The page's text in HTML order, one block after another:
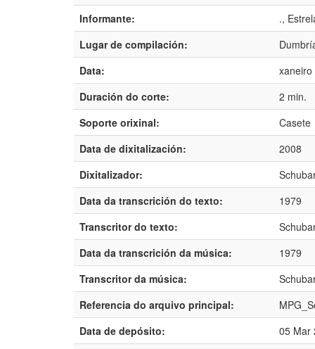
Informante:
.,
Lugar de compilación:
Data:
xaneiro
Duración do corte:
2 min.
Soporte orixinal:
Casete
Data de dixitalización:
2008
Dixitalizador:
Data da transcrición do texto:
1979
Transcritor do texto:
Data da transcrición da música:
1979
Transcritor da música:
Referencia do arquivo principal:
Data de depósito:
05 Mar